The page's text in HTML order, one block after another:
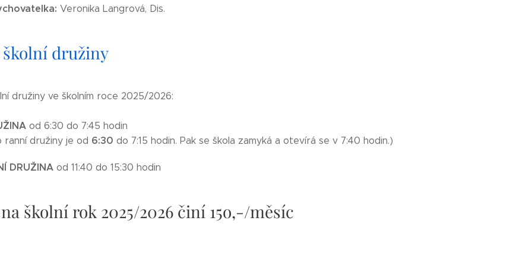
Veronika Langrová, Dis.
školní družiny
družiny ve školním roce 2025/2026:
od 6:30 do 7:45 hodin
ranní družiny je od 6:30 do 7:15 hodin. Pak se škola zamyká a otevírá se v 7:40 hodin.)
DRUŽINA od 11:40 do 15:30 hodin
školní rok 2025/2026 činí 15o,-/měsíc